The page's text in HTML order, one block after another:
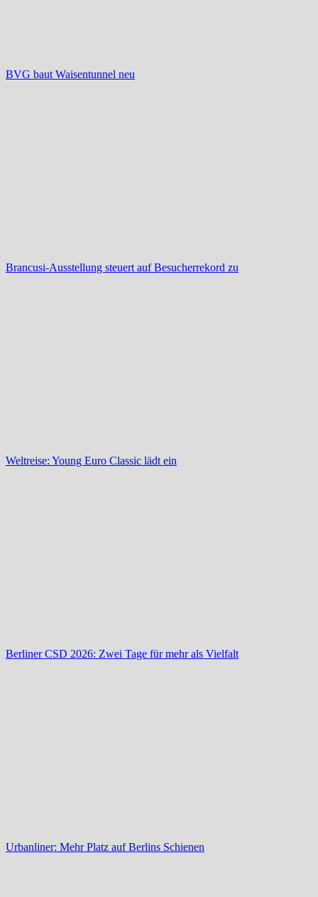
BVG baut Waisentunnel neu
Brancusi-Ausstellung steuert auf Besucherrekord zu
Weltreise: Young Euro Classic lädt ein
Berliner CSD 2026: Zwei Tage für mehr als Vielfalt
Urbanliner: Mehr Platz auf Berlins Schienen